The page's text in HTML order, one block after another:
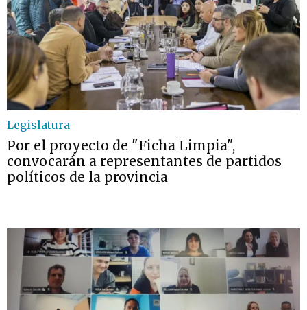
Legislatura
Por el proyecto de "Ficha Limpia",
convocarán a representantes de partidos
políticos de la provincia